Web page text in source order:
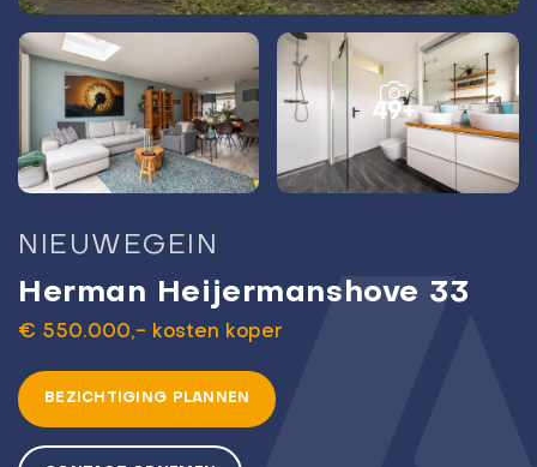
49+
NIEUWEGEIN
Herman Heijermanshove 33
€ 550.000,- kosten koper
BEZICHTIGING PLANNEN